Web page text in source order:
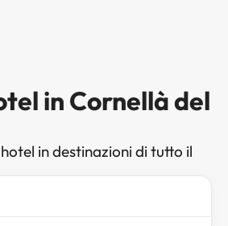
in Cornellà del
in destinazioni di tutto il